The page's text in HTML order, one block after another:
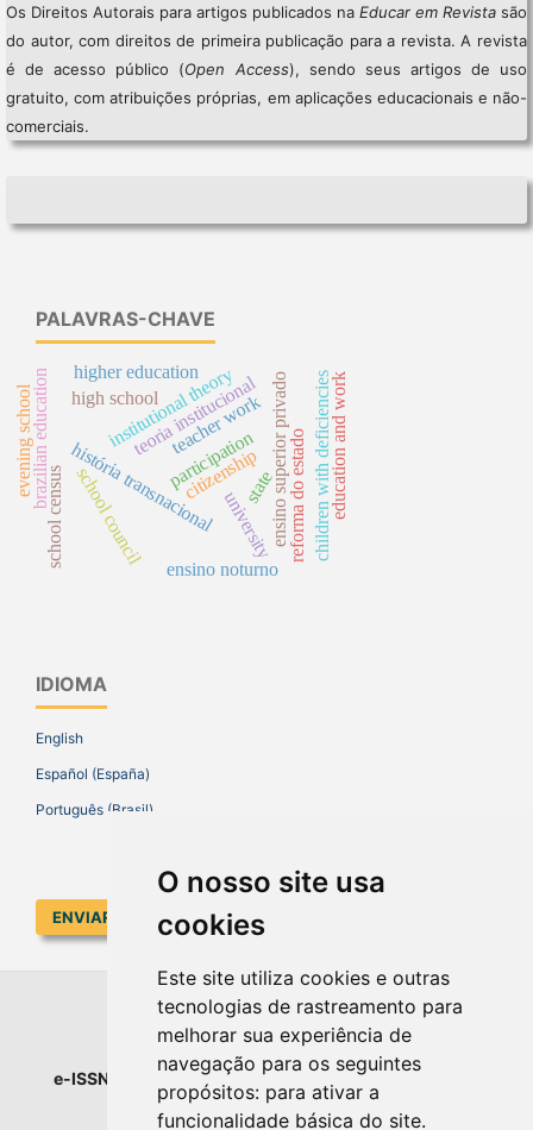
O nosso site usa
cookies
Este site utiliza cookies e outras
tecnologias de rastreamento para
melhorar sua experiência de
navegação para os seguintes
propósitos: para ativar a
funcionalidade básica do site.
Os Direitos Autorais para artigos publicados naEducar em Revista são
do autor, com direitos de primeira publicação para a revista. A revista
é de acesso público (Open Access), sendo seus artigos de uso
gratuito, com atribuições próprias, em aplicações educacionais e não-
comerciais.
PALAVRAS-CHAVE
história transnacional
brazilian education
school council citizenship
participationensino superior privadoreforma do estado
teoria institucional
institutional theory
higher education
university
ensino noturno
high school
evening school
school census children with deficiencies
teacher work education and work
state
IDIOMA
English
Español (España)
Português (Brasil)
ENVIAR SUBMISSÃO
EDUCAR EM REVISTA
e-ISSN : 1984-0411 | Prefixo DOI : 10.1590 | Qualis
Universidade Federal do Paraná